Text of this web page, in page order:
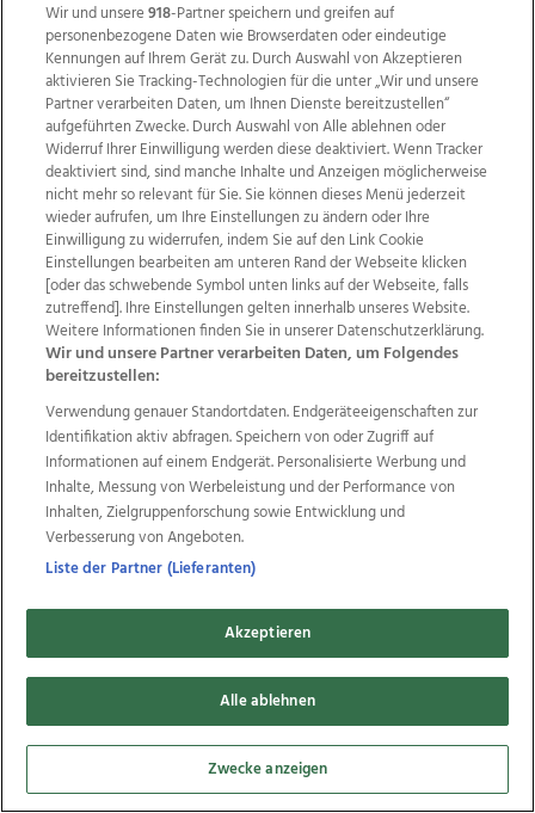
Wir über uns Mediadaten Kontakt
Jobs
Datenschutz
Impressum
AGB Anzeigekunden
AGB Website
Ehrenkodex Politische Werbung
Weitere Angebote des Medienhauses Wimmer
TV1 di-mog-i.at OÖNow
Ischler Woche
Life Radio
OÖNachrichten
OÖN Immobilien
OÖN Karriere
OÖN Reise
Promenaden Galerien
Regionaljobs
wasistlos.at
Copyrights © 2026 Tips Zeitungs GmbH & Co KG
developed by11x11.net
Cookie Einstellungen bearbeiten
Wir und unsere918-Partner speichern und greifen auf
personenbezogene Daten wie Browserdaten oder eindeutige
Kennungen auf Ihrem Gerät zu. Durch Auswahl von Akzeptieren
aktivieren Sie Tracking-Technologien für die unter „Wir und unsere
Partner verarbeiten Daten, um Ihnen Dienste bereitzustellen“
aufgeführten Zwecke. Durch Auswahl von Alle ablehnen oder
Widerruf Ihrer Einwilligung werden diese deaktiviert. Wenn Tracker
deaktiviert sind, sind manche Inhalte und Anzeigen möglicherweise
nicht mehr so relevant für Sie. Sie können dieses Menü jederzeit
wieder aufrufen, um Ihre Einstellungen zu ändern oder Ihre
Einwilligung zu widerrufen, indem Sie auf den Link Cookie
Einstellungen bearbeiten am unteren Rand der Webseite klicken
[oder das schwebende Symbol unten links auf der Webseite, falls
zutreffend]. Ihre Einstellungen gelten innerhalb unseres Website.
Weitere Informationen finden Sie in unserer Datenschutzerklärung.
Wir und unsere Partner verarbeiten Daten, um Folgendes
bereitzustellen:
Verwendung genauer Standortdaten. Endgeräteeigenschaften zur
Identifikation aktiv abfragen. Speichern von oder Zugriff auf
Informationen auf einem Endgerät. Personalisierte Werbung und
Inhalte, Messung von Werbeleistung und der Performance von
Inhalten, Zielgruppenforschung sowie Entwicklung und
Verbesserung von Angeboten.
Liste der Partner (Lieferanten)
Akzeptieren
Alle ablehnen
Zwecke anzeigen